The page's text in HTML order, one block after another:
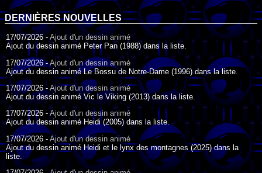
DERNIÈRES NOUVELLES
17/07/2026 -Ajout d'un dessin animé
Ajout du dessin animé Peter Pan (1988) dans la liste.
17/07/2026 -Ajout d'un dessin animé
Ajout du dessin animé Le Bossu de Notre-Dame (1996) dans la liste.
17/07/2026 - Ajout d'un dessin animé
Ajout du dessin animé Vic le Viking (2013) dans la liste.
17/07/2026 - Ajout d'un dessin animé
Ajout du dessin animé Heidi (2005) dans la liste.
17/07/2026 - Ajout d'un dessin animé
Ajout du dessin animé Heidi et le lynx des montagnes (2025) dans la
liste.